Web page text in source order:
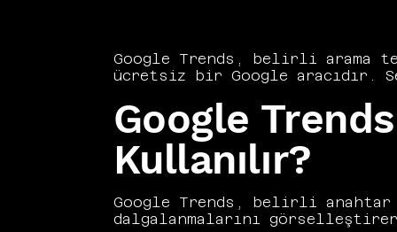
Google Trends, belirli arama
ücretsiz bir Google aracıdır.
Consultancy, Google Trends
stratejisini güçlendirmede
analizi yapmak da bu aracın
Trends'in ne olduğunu ve SEO
Google
Kullanılır?
Google Trends, belirli anahtar
dalgalanmalarını